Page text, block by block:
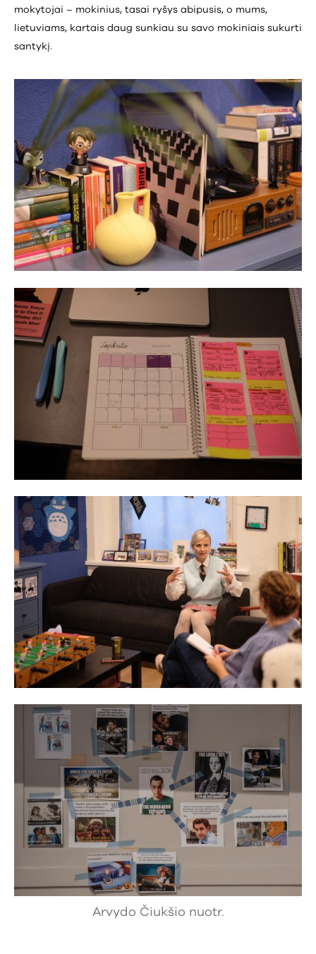
mokytojai – mokinius, tasai ryšys abipusis, o mums,
lietuviams, kartais daug sunkiau su savo mokiniais sukurti
santykį.
Arvydo Čiukšio nuotr.